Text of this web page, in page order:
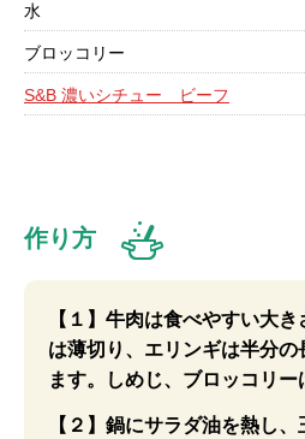
水
ブロッコリー
S&B 濃いシチュー ビーフ
作り方
【１】牛肉は食べやすい大
は薄切り、エリンギは半分の
ます。しめじ、ブロッコリー
【２】鍋にサラダ油を熱し、